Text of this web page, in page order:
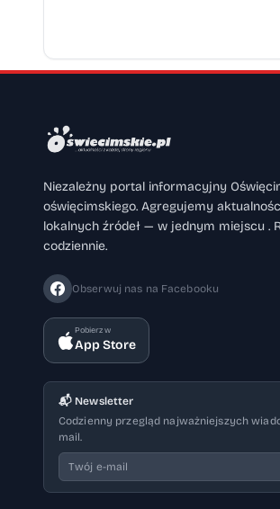
Niezależny portal informacyjny
oświęcimskiego. Agregujemy
lokalnych źródeł — w jednym miejscu .
codziennie.
Obserwuj nas na Facebooku
Pobierz w
App Store
📬 Newsletter
Codzienny przegląd najważniejszych
mail.